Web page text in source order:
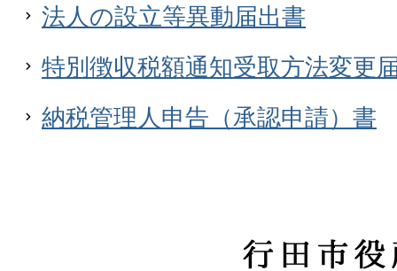
法人の設立等異動届出書
特別徴収税額通知受取方法変更
納税管理人申告（承認申請）書
行